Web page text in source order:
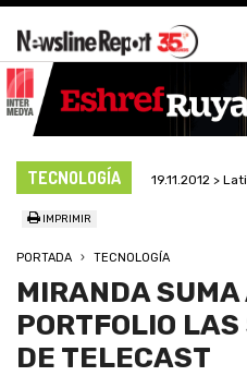
TECNOLOGÍA 19.11.2012 >
IMPRIMIR
PORTADA TECNOLOGÍA
MIRANDA SUMA
PORTFOLIO
DE TELECAST